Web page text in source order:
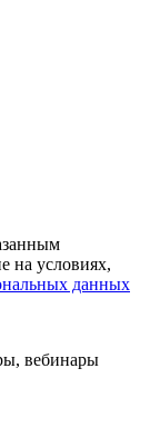
на условиях,
данных
вебинары